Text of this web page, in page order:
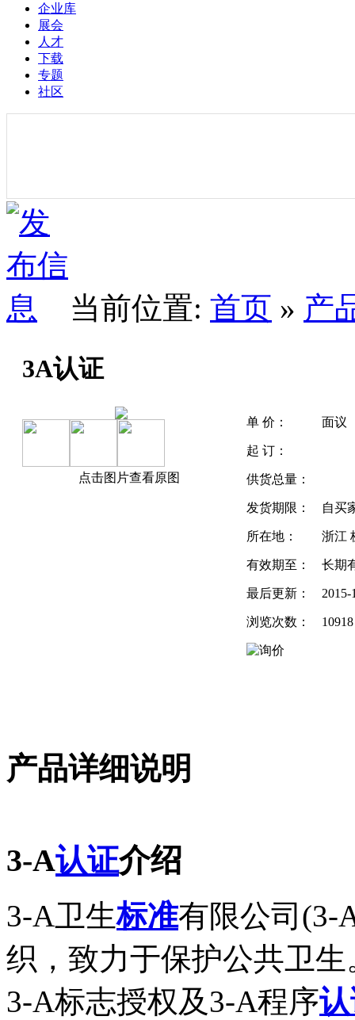
企业库
展会
人才
下载
专题
社区
当前位置: 首页 » 产
3A认证
点击图片查看原图
单 价： 面议
起 订：
供货总量：
发货期限： 自买
所在地： 浙江
有效期至： 长期
最后更新： 2015-
浏览次数： 10918
产品详细说明
3-A认证介绍
3-A卫生标准有限公司(3-
织，致力于保护公共卫
3-A标志授权及3-A程序